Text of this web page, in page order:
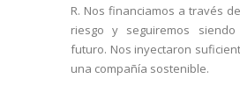
R. Nos financiamos a través
riesgo y seguiremos
futuro. Nos inyectaron
una compañía sostenible.